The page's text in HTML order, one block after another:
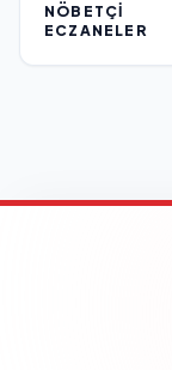
NÖBETÇI
ECZANELER